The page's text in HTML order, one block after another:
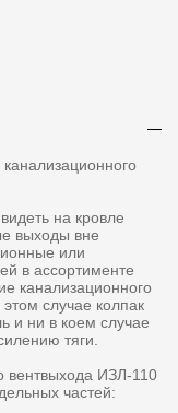
на кровле
выходы вне
или
в ассортименте
канализационного
случае колпак
и ни в коем случае
тяги.
вентвыхода ИЗЛ-110
частей: